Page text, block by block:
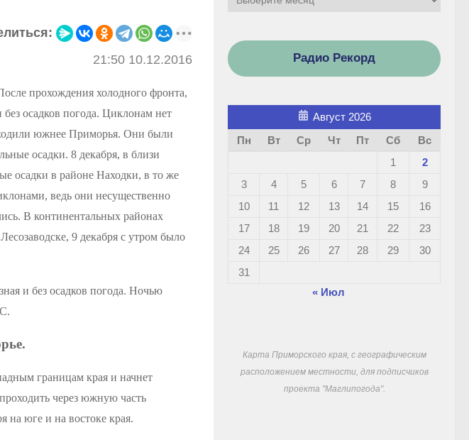
21:50 10.12.2016
прохождения холодного фронта,
осадков погода. Циклонам нет
южнее Приморья. Они были
осадки. 8 декабря, в близи
осадки в районе Находки, в то же
ведь они несущественно
В континентальных районах
9 декабря с утром было
и без осадков погода. Ночью
границам края и начнет
через южную часть
на юге и на востоке края.
Радио Рекорд
Август 2026
Пн
Вт Ср Чт Пт Сб
Вс
1
2
3
4 5 6 7 8
9
10
11 12 13 14 15
16
17
18 19 20 21 22
23
24
25 26 27 28 29
30
31
« Июл
Карта Приморского края, с географическим
расположением местности, для подписчиков
проекта "Маглипогода".